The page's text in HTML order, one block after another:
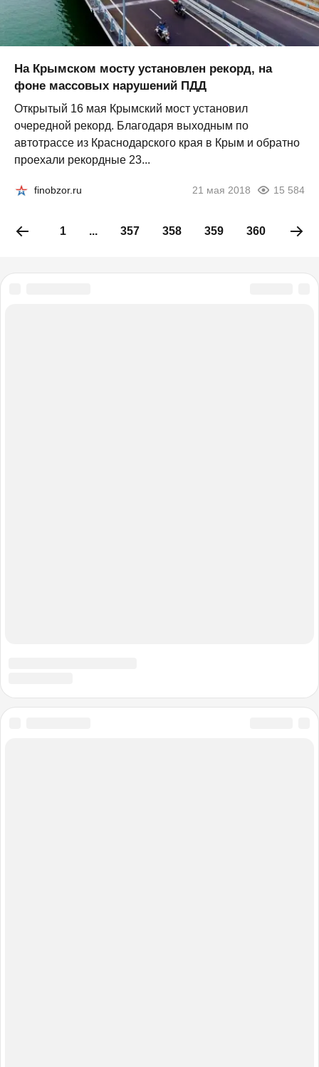
На Крымском мосту установлен рекорд, на
фоне массовых нарушений ПДД
Открытый 16 мая Крымский мост установил
очередной рекорд. Благодаря выходным по
автотрассе из Краснодарского края в Крым и обратно
проехали рекордные 23...
finobzor.ru 21 мая 2018 15 584
1 ... 357 358 359 360 361